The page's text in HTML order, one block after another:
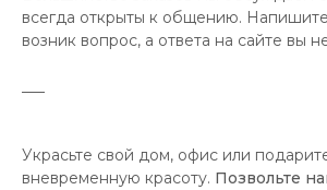
всегда открыты к общению.
возник вопрос, а ответа на сайте вы
Украсьте свой дом, офис или
вневременную красоту. Позвольте